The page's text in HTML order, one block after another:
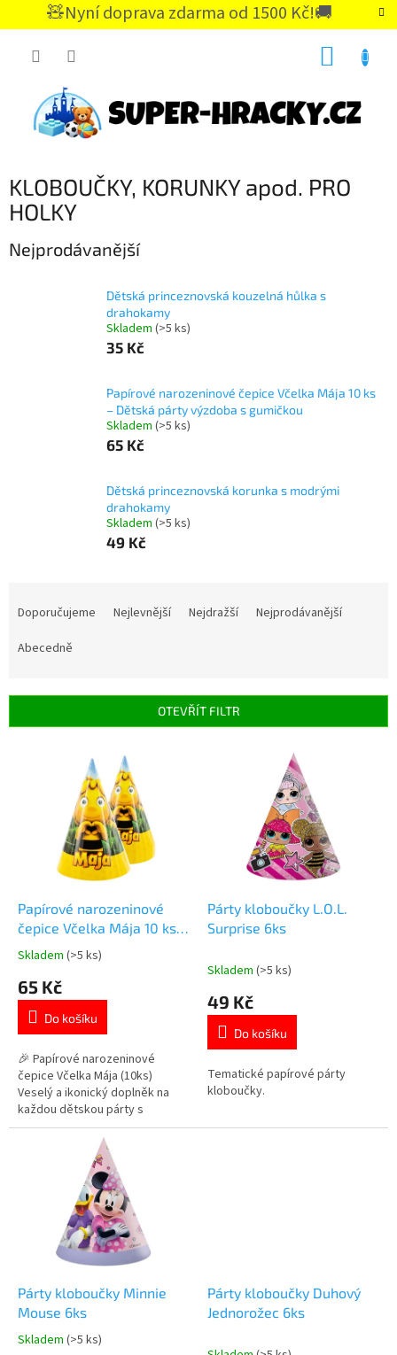
🧸Nyní doprava zdarma od 1500 Kč!🚚
CZK
KLOBOUČKY, KORUNKY apod. PRO
HOLKY
Nejprodávanější
Dětská princeznovská kouzelná hůlka s
drahokamy
Skladem (>5 ks)
35 Kč
Papírové narozeninové čepice Včelka Mája 10 ks
– Dětská párty výzdoba s gumičkou
Skladem (>5 ks)
65 Kč
Dětská princeznovská korunka s modrými
drahokamy
Skladem (>5 ks)
49 Kč
r
Doporučujeme Nejlevnější Nejdražší
Nejprodávanější
Abecedně
OTEVŘÍT FILTR
Papírové narozeninové
čepice Včelka Mája 10 ks –
Dětská párty výzdoba s
gumičkou
Průměrné
produktu
5,0
5
hvězdiček.
Skladem (>5 ks)
65 Kč
Do košíku
🎉 Papírové narozeninové
čepice Včelka Mája (10ks)
Veselý a ikonický doplněk na
každou dětskou párty s
potiskem oblíbené pohádkové
Párty kloboučky L.O.L.
Surprise 6ks
Skladem (>5 ks)
49 Kč
Do košíku
Tematické papírové párty
kloboučky.
Párty kloboučky Minnie
Mouse 6ks
Průměrné
Skladem (>5 ks)
Párty kloboučky Duhový
Jednorožec 6ks